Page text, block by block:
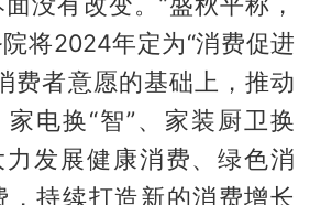
将2024年定为“消费促进
费者意愿的基础上，推动
家电换“智”、家装厨卫换
力发展健康消费、绿色消
，持续打造新的消费增长